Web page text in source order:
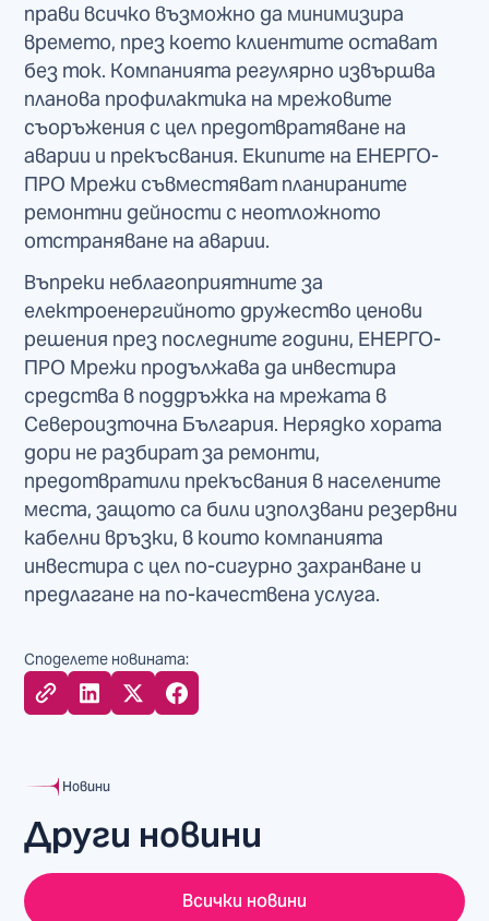
прави всичко възможно да минимизира
времето, през което клиентите остават
без ток. Компанията регулярно извършва
планова профилактика на мрежовите
съоръжения с цел предотвратяване на
аварии и прекъсвания. Екипите на ЕНЕРГО-
ПРО Мрежи съвместяват планираните
ремонтни дейности с неотложното
отстраняване на аварии.
Въпреки неблагоприятните за
електроенергийното дружество ценови
решения през последните години, ЕНЕРГО-
ПРО Мрежи продължава да инвестира
средства в поддръжка на мрежата в
Североизточна България. Нерядко хората
дори не разбират за ремонти,
предотвратили прекъсвания в населените
места, защото са били използвани резервни
кабелни връзки, в които компанията
инвестира с цел по-сигурно захранване и
предлагане на по-качествена услуга.
Споделете новината:
Новини
Други новини
Всички новини